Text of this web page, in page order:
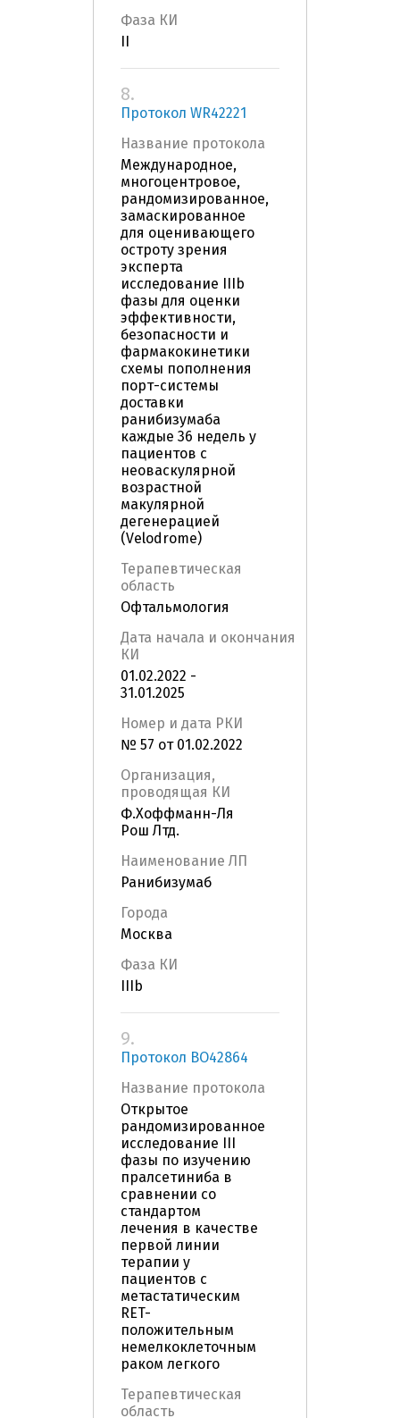
Фаза КИ
8.
Протокол WR42221
Название протокола
Международное,
многоцентровое,
рандомизированное,
замаскированное
для оценивающего
остроту зрения
эксперта
исследование IIIb
фазы для оценки
эффективности,
безопасности и
фармакокинетики
схемы пополнения
порт-системы
доставки
ранибизумаба
каждые 36 недель у
пациентов с
неоваскулярной
возрастной
макулярной
дегенерацией
(Velodrome)
Терапевтическая
область
Офтальмология
Дата начала и окончания
КИ
01.02.2022 -
31.01.2025
Номер и дата РКИ
№ 57 от 01.02.2022
Организация,
проводящая КИ
Ф.Хоффманн-Ля
Рош Лтд.
Наименование ЛП
Ранибизумаб
Города
Москва
Фаза КИ
IIIb
9.
Протокол ВО42864
Название протокола
Открытое
рандомизированное
исследование III
фазы по изучению
пралсетиниба в
сравнении со
стандартом
лечения в качестве
первой линии
терапии у
пациентов с
метастатическим
RET-
положительным
немелкоклеточным
раком легкого
Терапевтическая
область